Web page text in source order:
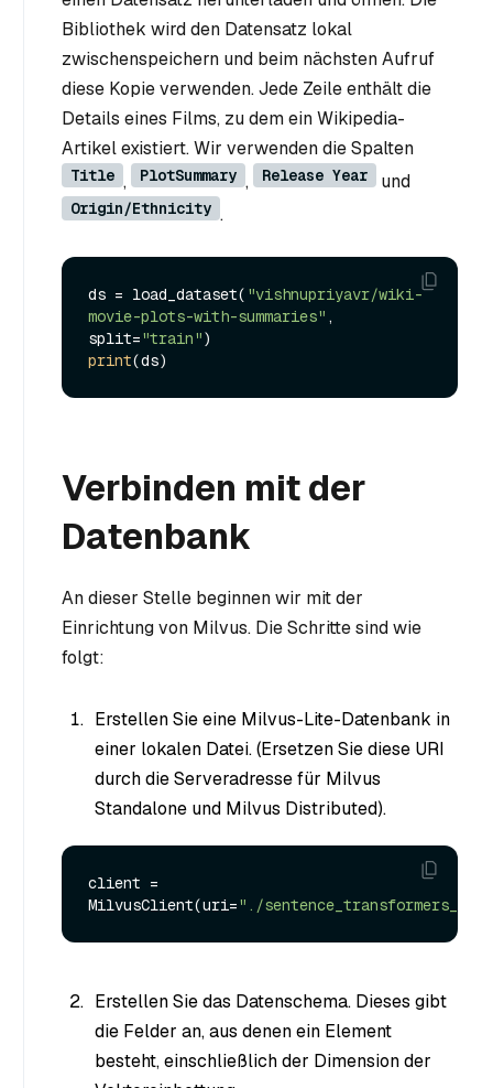
Bibliothek wird den Datensatz lokal
zwischenspeichern und beim nächsten Aufruf
diese Kopie verwenden. Jede Zeile enthält die
Details eines Films, zu dem ein Wikipedia-
Artikel existiert. Wir verwenden die Spalten
Title , PlotSummary , Release Year und
Origin/Ethnicity .
ds = load_dataset( "vishnupriyavr/wiki-
movie-plots-with-summaries" ,
split="train"
print
Verbinden mit der
Datenbank
An dieser Stelle beginnen wir mit der
Einrichtung von Milvus. Die Schritte sind wie
folgt:
Erstellen Sie eine Milvus-Lite-Datenbank in
einer lokalen Datei. (Ersetzen Sie diese URI
durch die Serveradresse für Milvus
Standalone und Milvus Distributed).
client =
MilvusClient(uri="./
Erstellen Sie das Datenschema. Dieses gibt
die Felder an, aus denen ein Element
besteht, einschließlich der Dimension der